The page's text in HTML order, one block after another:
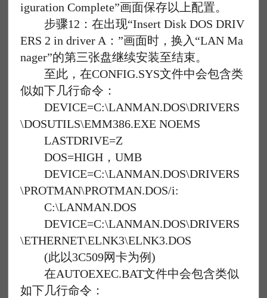
iguration Complete”画面保存以上配置。
步骤12：在出现“Insert Disk DOS DRIV
ERS 2 in driver A：”画面时，换入“LAN Ma
nager”的第三张盘继续安装至结束。
至此，在CONFIG.SYS文件中会包含类
似如下几行命令：
DEVICE=C:\LANMAN.DOS\DRIVERS
\DOSUTILS\EMM386.EXE NOEMS
LASTDRIVE=Z
DOS=HIGH，UMB
DEVICE=C:\LANMAN.DOS\DRIVERS
\PROTMAN\PROTMAN.DOS/i:
C:\LANMAN.DOS
DEVICE=C:\LANMAN.DOS\DRIVERS
\ETHERNET\ELNK3\ELNK3.DOS
(此以3C509网卡为例)
在AUTOEXEC.BAT文件中会包含类似
如下几行命令：